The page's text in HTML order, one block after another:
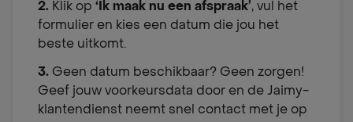
2. Klik op ‘Ik maak nu een afspraak’, vul het
formulier en kies een datum die jou het
beste uitkomt.
3. Geen datum beschikbaar? Geen zorgen!
Geef jouw voorkeursdata door en de Jaimy-
klantendienst neemt snel contact met je op